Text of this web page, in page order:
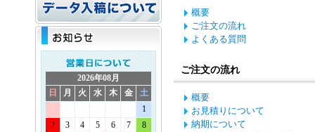
2026年08月
日
月 火 水 木 金
土
1
2
3 4 5 6 7
8
概要
ご注文の流れ
よくある質問
ご注文の流れ
概要
お見積りについて
納期について